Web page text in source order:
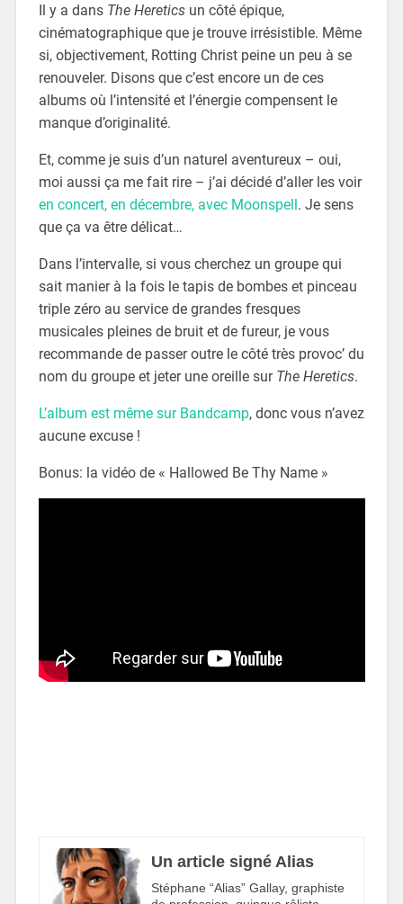
Il y a dans The Hereticsun côté épique,
cinématographique que je trouve irrésistible. Même
si, objectivement, Rotting Christ peine un peu à se
renouveler. Disons que c’est encore un de ces
albums où l’intensité et l’énergie compensent le
manque d’originalité.
Et, comme je suis d’un naturel aventureux – oui,
moi aussi ça me fait rire – j’ai décidé d’aller les voir
en concert, en décembre, avec Moonspell. Je sens
que ça va être délicat…
Dans l’intervalle, si vous cherchez un groupe qui
sait manier à la fois le tapis de bombes et pinceau
triple zéro au service de grandes fresques
musicales pleines de bruit et de fureur, je vous
recommande de passer outre le côté très provoc’ du
nom du groupe et jeter une oreille sur The Heretics.
L’album est même sur Bandcamp, donc vous n’avez
aucune excuse !
Bonus: la vidéo de « Hallowed Be Thy Name »
Un article signé Alias
Stéphane “Alias” Gallay, graphiste